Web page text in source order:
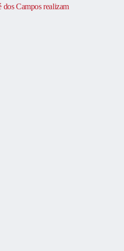
dos Campos realizam